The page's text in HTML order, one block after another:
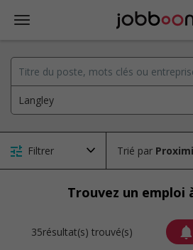
Filtrer Trié par
Trouvez un emploi
35résultat(s) trouvé(s)